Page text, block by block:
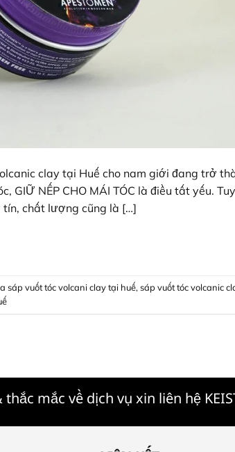
clay tại Huế cho nam giới đang trở
GIỮ NẾP CHO MÁI TÓC là điều tất yếu.
tín, chất lượng cũng là […]
sáp vuốt tóc volcani clay tại huế, sáp vuốt tóc volcanic
thắc mắc về dịch vụ xin liên hệ